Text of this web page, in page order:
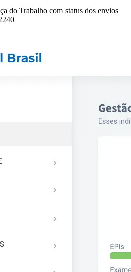
do Trabalho com status dos envios